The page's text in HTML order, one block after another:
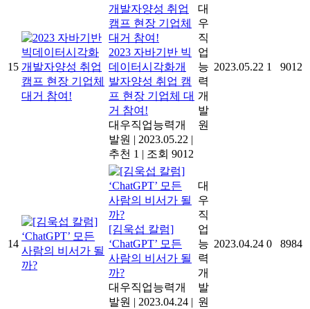
15
2023 자바기반 빅
데이터시각화개
발자양성 취업 캠
프 현장 기업체 대
거 참여!
대우직업능력개
발원 | 2023.05.22 |
추천 1 | 조회 9012
대
우
직
업
능
력
개
발
원
2023.05.22 1 9012
14
[김욱섭 칼럼]
‘ChatGPT’ 모든
사람의 비서가 될
까?
대우직업능력개
발원 | 2023.04.24 |
대
우
직
업
능
력
개
발
원
2023.04.24 0 8984